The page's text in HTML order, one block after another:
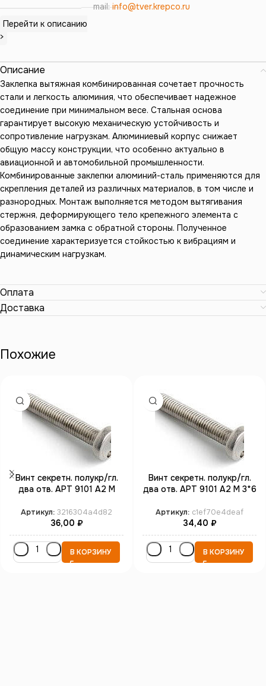
mail:info@tver.krepco.ru
Перейти к описанию
>
Описание
Заклепка вытяжная комбинированная сочетает прочность
стали и легкость алюминия, что обеспечивает надежное
соединение при минимальном весе. Стальная основа
гарантирует высокую механическую устойчивость и
сопротивление нагрузкам. Алюминиевый корпус снижает
общую массу конструкции, что особенно актуально в
авиационной и автомобильной промышленности.
Комбинированные заклепки алюминий-сталь применяются для
скрепления деталей из различных материалов, в том числе и
разнородных. Монтаж выполняется методом вытягивания
стержня, деформирующего тело крепежного элемента с
образованием замка с обратной стороны. Полученное
соединение характеризуется стойкостью к вибрациям и
динамическим нагрузкам.
Оплата
Доставка
Похожие
Винт секретн. полукр/гл.
два отв. АРТ 9101 А2 M
Артикул: 3216304a4d82
36,00 ₽
В КОРЗИНУ
Винт секретн. полукр/гл.
два отв. АРТ 9101 А2 M 3*6
Артикул: c1ef70e4deaf
34,40 ₽
В КОРЗИНУ